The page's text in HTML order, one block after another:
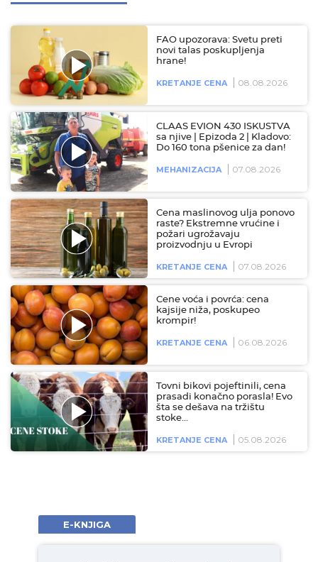
FAO upozorava: Svetu preti
novi talas poskupljenja
hrane!
KRETANJE CENA 08.08.2026
CLAAS EVION 430 ISKUSTVA
sa njive | Epizoda 2 | Kladovo:
Do 160 tona pšenice za dan!
MEHANIZACIJA 07.08.2026
Cena maslinovog ulja ponovo
raste? Ekstremne vrućine i
požari ugrožavaju
proizvodnju u Evropi
KRETANJE CENA 07.08.2026
Cene voća i povrća: cena
kajsije niža, poskupeo
krompir!
KRETANJE CENA 06.08.2026
Tovni bikovi pojeftinili, cena
prasadi konačno porasla! Evo
šta se dešava na tržištu
stoke…
KRETANJE CENA 05.08.2026
E-KNJIGA